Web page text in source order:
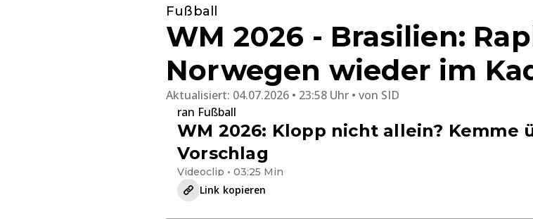
Fußball
WM 2026 - Brasilien:
Norwegen wieder im
Aktualisiert: 04.07.2026 • 23:58 Uhr von SID
ran Fußball
WM 2026: Klopp nicht allein? Kemme
Vorschlag
Videoclip • 03:25 Min
Link kopieren